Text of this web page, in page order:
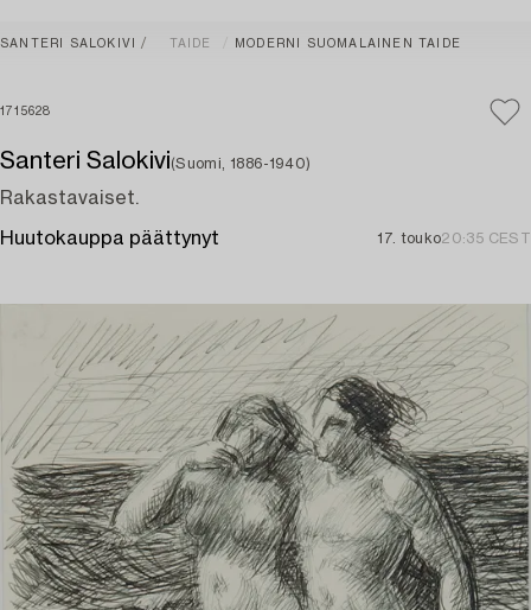
SANTERI SALOKIVI TAIDE MODERNI SUOMALAINEN TAIDE
1715628
Santeri Salokivi(Suomi, 1886-1940)
Rakastavaiset.
Huutokauppa päättynyt 17. touko20:35 CEST